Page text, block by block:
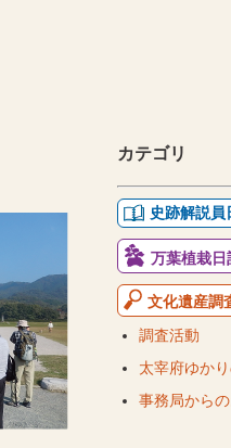
カテゴリ
史跡解説員
万葉植栽日
文化遺産調
調査活動
太宰府ゆか
事務局から